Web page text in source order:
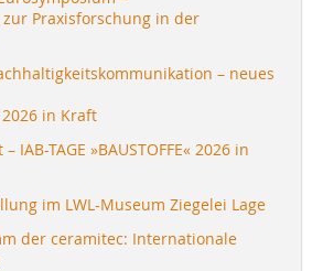
Praxisforschung in der
– neues
in Kraft
IAB-TAGE »BAUSTOFFE« 2026 in
im LWL-Museum Ziegelei Lage
der ceramitec: Internationale